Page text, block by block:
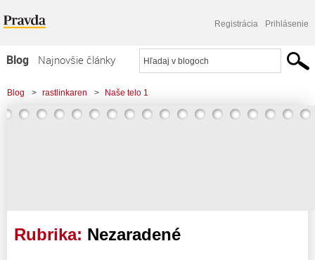
Registrácia Prihlásenie
Blog
Najnovšie články
Najčítanejšie články
Najkomentovanejšie články
Blog > rastlinkaren > Naše telo 1
Rubrika: Nezaradené